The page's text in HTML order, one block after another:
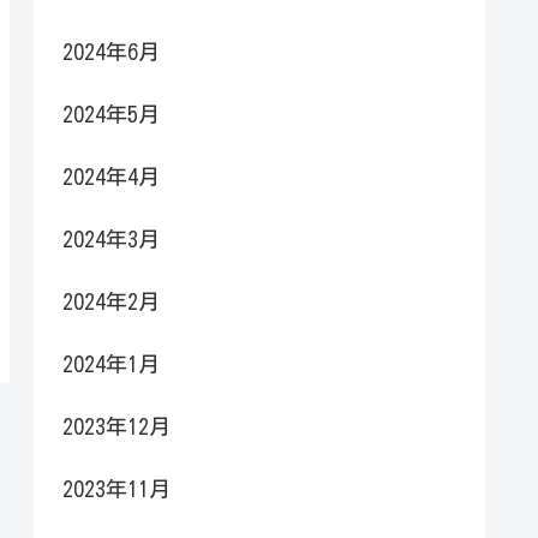
2024年6月
2024年5月
2024年4月
2024年3月
2024年2月
2024年1月
2023年12月
2023年11月